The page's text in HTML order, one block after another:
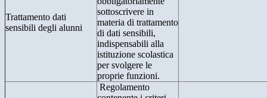
Trattamento dati
sensibili degli alunni
sottoscrivere in
materia di trattamento
di dati sensibili,
indispensabili alla
istituzione scolastica
per svolgere le
proprie funzioni.
Regolamento